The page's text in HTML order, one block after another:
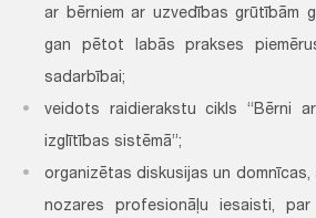
ar bērniem ar uzvedības grūtībām
gan pētot labās prakses
sadarbībai;
veidots raidierakstu cikls “Bērni
izglītības sistēmā”;
organizētas diskusijas un domnīcas,
nozares profesionāļu iesaisti,